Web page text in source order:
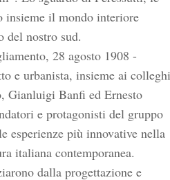
insieme il mondo interiore
del nostro sud.
28 agosto 1908 -
e urbanista, insieme ai colleghi
Gianluigi Banfi ed Ernesto
e protagonisti del gruppo
esperienze più innovative nella
italiana contemporanea.
dalla progettazione e